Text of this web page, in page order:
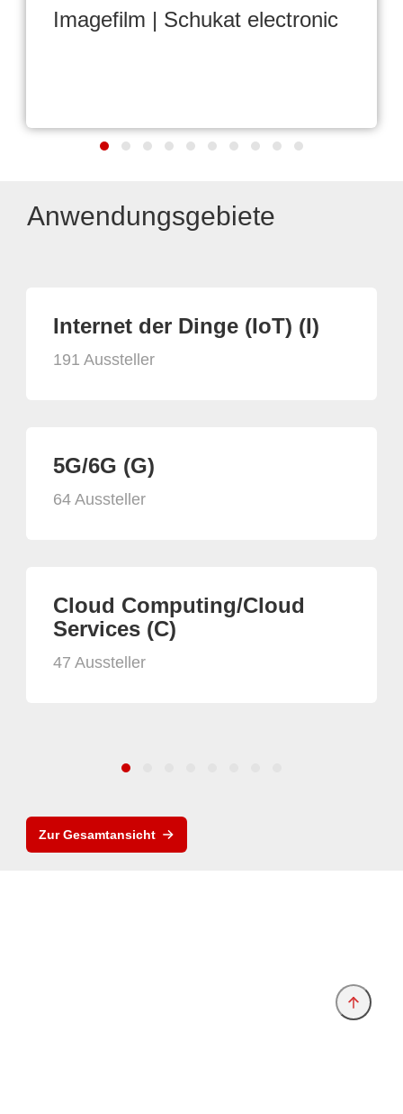
Imagefilm | Schukat electronic
Anwendungsgebiete
Internet der Dinge (IoT) (I)
191 Aussteller
5G/6G (G)
64 Aussteller
Cloud Computing/Cloud
Services (C)
47 Aussteller
Zur Gesamtansicht